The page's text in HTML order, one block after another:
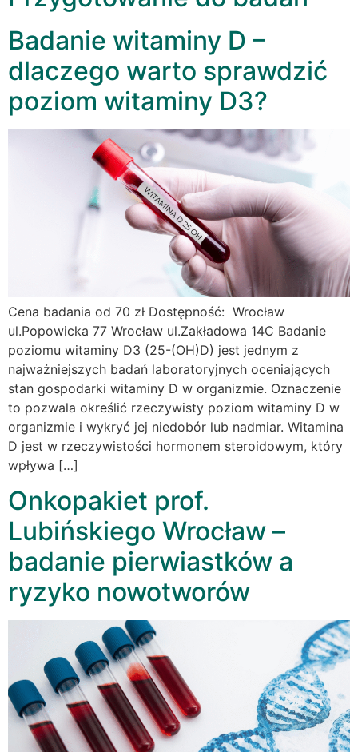
Badanie witaminy D –
dlaczego warto sprawdzić
poziom witaminy D3?
Cena badania od 70 zł Dostępność: Wrocław
ul.Popowicka 77 Wrocław ul.Zakładowa 14C Badanie
poziomu witaminy D3 (25-(OH)D) jest jednym z
najważniejszych badań laboratoryjnych oceniających
stan gospodarki witaminy D w organizmie. Oznaczenie
to pozwala określić rzeczywisty poziom witaminy D w
organizmie i wykryć jej niedobór lub nadmiar. Witamina
D jest w rzeczywistości hormonem steroidowym, który
wpływa […]
Onkopakiet prof.
Lubińskiego Wrocław –
badanie pierwiastków a
ryzyko nowotworów